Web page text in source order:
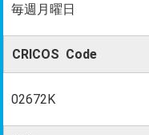
毎週月曜日
CRICOS Code
02672K